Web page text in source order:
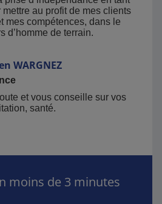
mettre au profit de mes clients
mes compétences, dans le
d’homme de terrain.
WARGNEZ
et vous conseille sur vos
santé.
moins de 3 minutes